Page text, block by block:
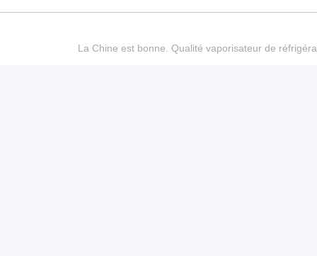
La Chine est bonne. Qualité vaporisateur de